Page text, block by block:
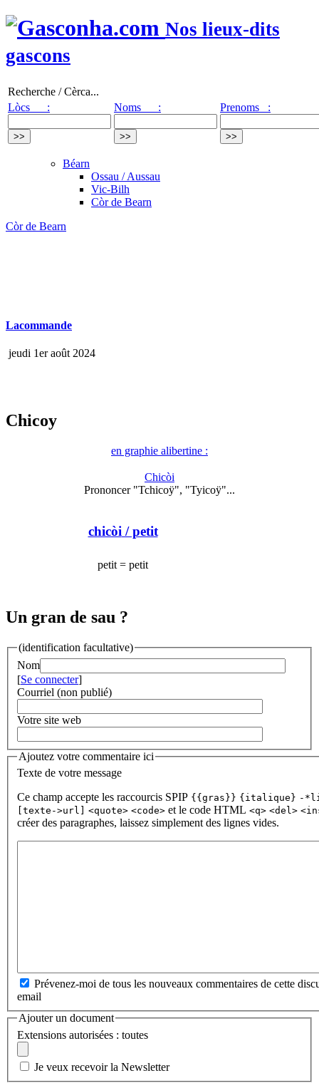
Nos lieux-dits
gascons
Recherche / Cèrca...
Lòcs :
Noms : Prenoms :
Béarn
Ossau / Aussau
Vic-Bilh
Còr de Bearn
Còr de Bearn
Lacommande
jeudi 1er août 2024
Chicoy
en graphie alibertine :
Chicòi
Prononcer "Tchicoÿ", "Tyicoÿ"...
chicòi / petit
petit = petit
Un gran de sau ?
(identification facultative)
Nom
[Se connecter]
Courriel (non publié)
Votre site web
Ajoutez votre commentaire ici
Texte de votre message
Ce champ accepte les raccourcis SPIP {{gras}} {italique} -
[texte->url]
<quote> <code> et le code HTML <q> <del>
créer des paragraphes, laissez simplement des lignes vides.
Prévenez-moi de tous les nouveaux commentaires de cette
email
Ajouter un document
Extensions autorisées : toutes
Je veux recevoir la Newsletter